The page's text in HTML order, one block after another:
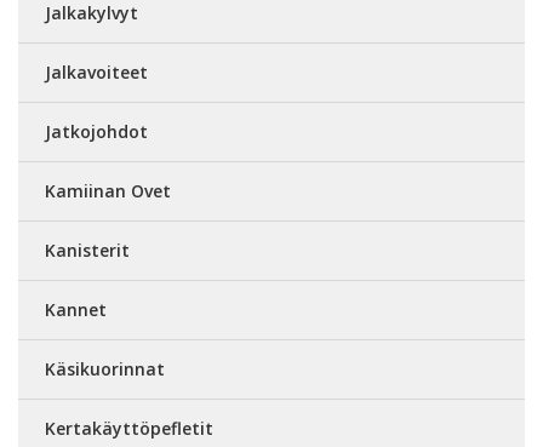
Jalkakylvyt
Jalkavoiteet
Jatkojohdot
Kamiinan Ovet
Kanisterit
Kannet
Käsikuorinnat
Kertakäyttöpefletit